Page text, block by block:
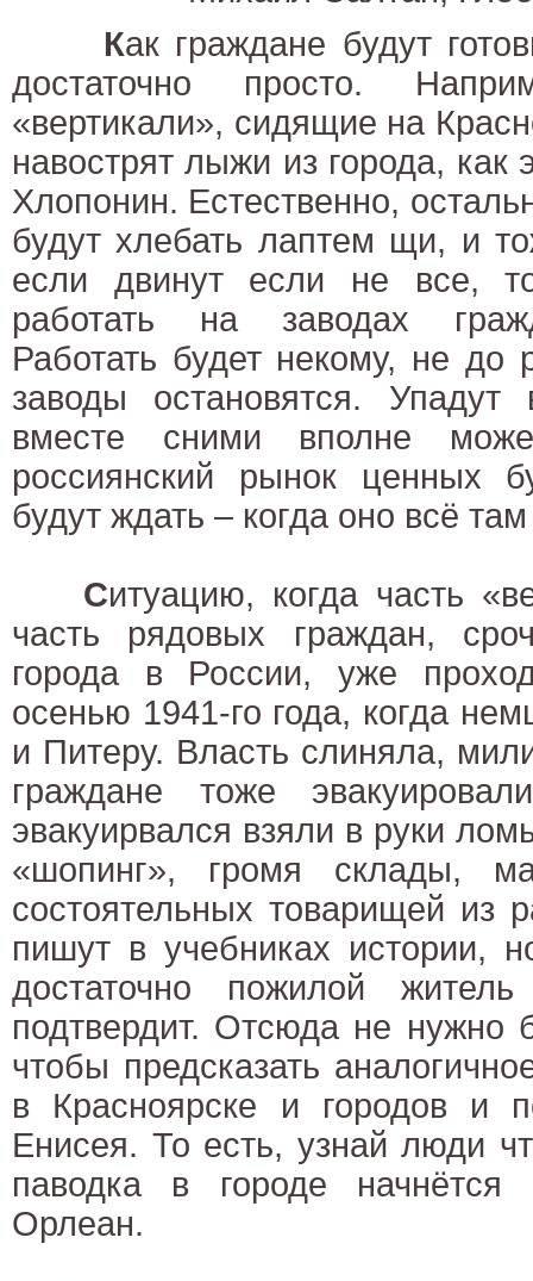
Как граждане будут
достаточно просто.
«вертикали», сидящие на
навострят лыжи из города, как
Хлопонин. Естественно,
будут хлебать лаптем щи, и
если двинут если не все,
работать на заводах
Работать будет некому, не до
заводы остановятся.
вместе сними вполне
россиянский рынок ценных
будут ждать – когда оно всё
Ситуацию, когда часть
часть рядовых граждан,
города в России, уже
осенью 1941-го года, когда
и Питеру. Власть слиняла,
граждане тоже
эвакуирвался взяли в руки
«шопинг», громя склады,
состоятельных товарищей из
пишут в учебниках истории,
достаточно пожилой
подтвердит. Отсюда не нужно
чтобы предсказать
в Красноярске и городов и
Енисея. То есть, узнай люди
паводка в городе начнётся
Орлеан.